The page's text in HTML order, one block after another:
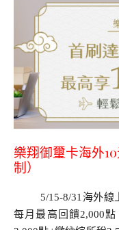
樂翔御璽卡海外
制）
5/15-8/31海外線上
每月最高回饋2,000